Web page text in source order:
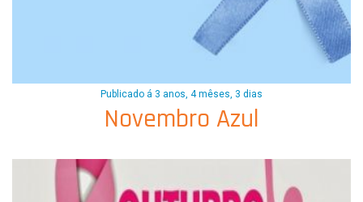
Publicado á 3 anos, 4 mêses, 3 dias
Novembro Azul